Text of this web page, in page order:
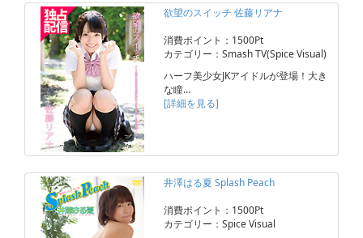
欲望のスイッチ 佐藤リアナ
消費ポイント：1500Pt
カテゴリー：Smash TV(Spice Visual)
ハーフ美少女JKアイドルが登場！大き
な瞳…
[詳細を見る]
井澤はる夏 Splash Peach
消費ポイント：1500Pt
カテゴリー：Spice Visual